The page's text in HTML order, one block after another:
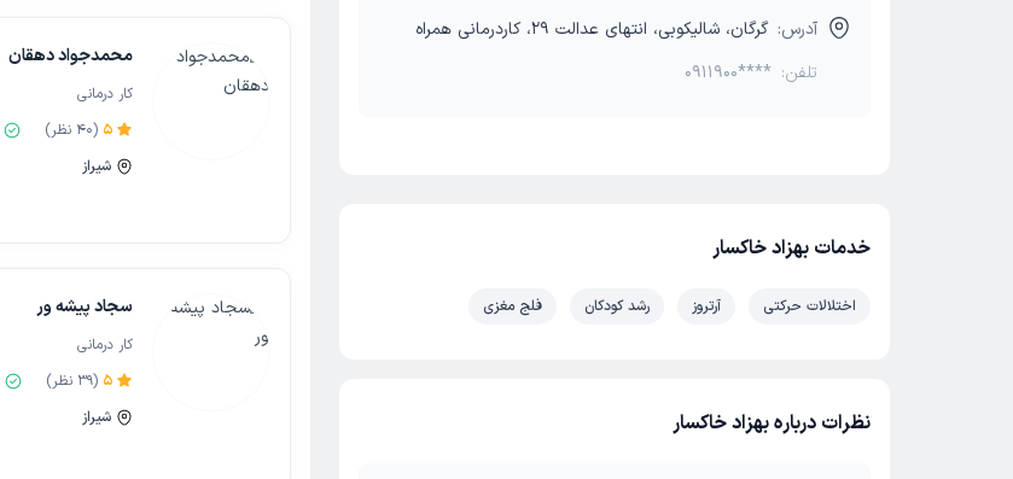
محمدجواد دهقان
کار درمانی
5
(
40 نظر)
شیراز
سجاد پیشه ور
کار درمانی
5
(
39 نظر)
شیراز
آدرس: گرگان، شالیکوبی، انتهای عدالت 29، کاردرمانی همراه
تلفن: 0911900****
خدمات بهزاد خاکسار
اختلالات حرکتی آرتروز رشد کودکان فلج مغزی
نظرات درباره بهزاد خاکسار